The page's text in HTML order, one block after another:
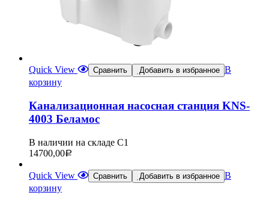
Quick View Сравнить Добавить в избранное В
корзину
Канализационная насосная станция KNS-
4003 Беламос
В наличии на складе С1
14700,00Р
Quick View Сравнить Добавить в избранное В
корзину